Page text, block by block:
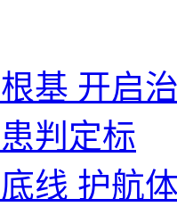
基 开启
判定标
线 护航